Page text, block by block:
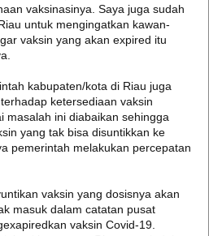
vaksinasinya. Saya juga sudah
untuk mengingatkan kawan-
vaksin yang akan expired itu
kabupaten/kota di Riau juga
ketersediaan vaksin
masalah ini diabaikan sehingga
yang tak bisa disuntikkan ke
pemerintah melakukan percepatan
vaksin yang dosisnya akan
masuk dalam catatan pusat
vaksin Covid-19.